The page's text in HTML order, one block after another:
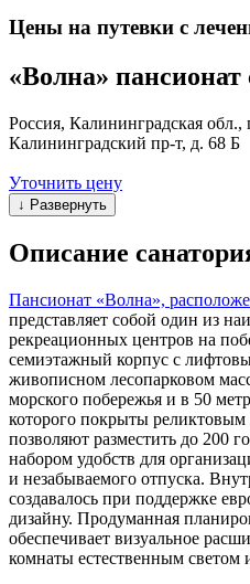
Цены на путевки с
«Волна» пансионат
Россия, Калининградская обл.,
Калининградский пр-т, д. 68 Б
Уточнить цену
↓ Развернуть
Описание
Пансионат «Волна»,
представляет собой один из
рекреационных центров на
семиэтажный корпус с
живописном лесопарковом
морского побережья и в 50
которого покрыты
позволяют разместить до 200
набором удобств для
и незабываемого отпуска.
создавалось при поддержке
дизайну. Продуманная
обеспечивает визуальное
комнаты естественным светом